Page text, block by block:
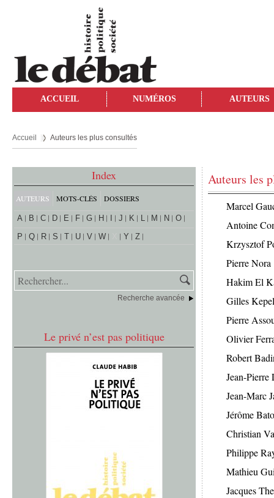
ACCUEIL NUMÉROS AUTEURS
Accueil Auteurs les plus consultés
Index
AUTEURS MOTS-CLÉS DOSSIERS
A B C D E F G H J K L M N
O
P
Q R S T U V W Y Z
Recherche avancée
Le privé n’est pas politique
Auteurs les
Marcel
Antoine
Krzysztof
Pierre Nora
Hakim El
Gilles Kepel
Pierre
Olivier
Robert
Jean-
Jean-Marc
Jérôme
Christian
Philippe
Mathieu
Jacques